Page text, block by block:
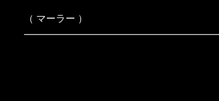
（ マーラー ）